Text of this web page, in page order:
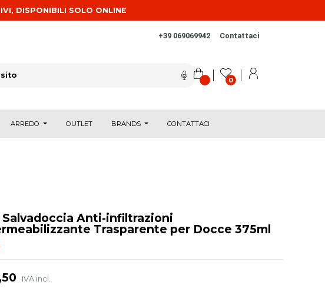
DISPONIBILI SOLO ONLINE
+39 069069942 Contattaci
0
ARREDO OUTLET BRANDS CONTATTACI
Salvadoccia Anti-infiltrazioni
Trasparente per Docce 375ml
IVA incl.